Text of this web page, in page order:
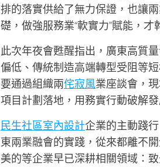
排的落實供給了無力保證，也讓
礎，做強服務業“軟實力”賦能，
此次年夜會甦醒指出，廣東高質
偏低、傳統制造高端轉型受阻等
要通過組織兩侘寂風業座談會，
項目計劃落地，用務實行動破解發
民生社區室內設計企業的主動踐
東兩業融會的實踐，從來都離不
美的等企業早已深耕相關領域：